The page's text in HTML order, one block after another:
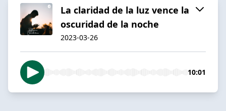
La claridad de la luz vence la
oscuridad de la noche
2023-03-26
10:01